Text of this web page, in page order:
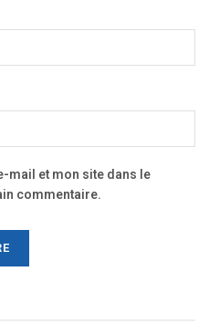
mail et mon site dans le
commentaire.